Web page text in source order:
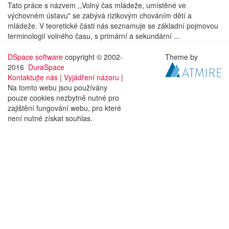
Tato práce s názvem ,,Volný čas mládeže, umístěné ve
výchovném ústavu" se zabývá rizikovým chováním dětí a
mládeže. V teoretické části nás seznamuje se základní pojmovou
terminologií volného času, s primární a sekundární ...
DSpace software copyright © 2002-
2016 DuraSpace
Kontaktujte nás | Vyjádření názoru |
Na tomto webu jsou používány
pouze cookies nezbytně nutné pro
zajištění fungování webu, pro které
není nutné získat souhlas.
Theme by